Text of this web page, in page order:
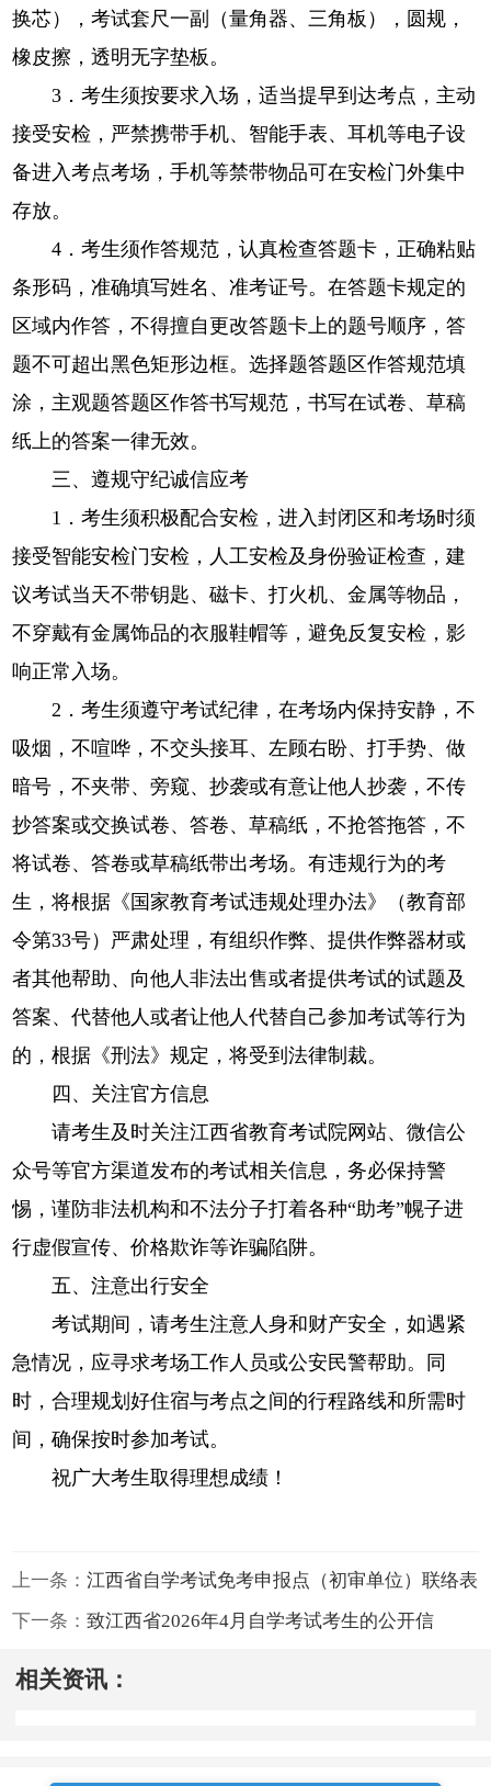
换芯），考试套尺一副（量角器、三角板），圆规，
橡皮擦，透明无字垫板。
3．考生须按要求入场，适当提早到达考点，主动
接受安检，严禁携带手机、智能手表、耳机等电子设
备进入考点考场，手机等禁带物品可在安检门外集中
存放。
4．考生须作答规范，认真检查答题卡，正确粘贴
条形码，准确填写姓名、准考证号。在答题卡规定的
区域内作答，不得擅自更改答题卡上的题号顺序，答
题不可超出黑色矩形边框。选择题答题区作答规范填
涂，主观题答题区作答书写规范，书写在试卷、草稿
纸上的答案一律无效。
三、遵规守纪诚信应考
1．考生须积极配合安检，进入封闭区和考场时须
接受智能安检门安检，人工安检及身份验证检查，建
议考试当天不带钥匙、磁卡、打火机、金属等物品，
不穿戴有金属饰品的衣服鞋帽等，避免反复安检，影
响正常入场。
2．考生须遵守考试纪律，在考场内保持安静，不
吸烟，不喧哗，不交头接耳、左顾右盼、打手势、做
暗号，不夹带、旁窥、抄袭或有意让他人抄袭，不传
抄答案或交换试卷、答卷、草稿纸，不抢答拖答，不
将试卷、答卷或草稿纸带出考场。有违规行为的考
生，将根据《国家教育考试违规处理办法》（教育部
令第33号）严肃处理，有组织作弊、提供作弊器材或
者其他帮助、向他人非法出售或者提供考试的试题及
答案、代替他人或者让他人代替自己参加考试等行为
的，根据《刑法》规定，将受到法律制裁。
四、关注官方信息
请考生及时关注江西省教育考试院网站、微信公
众号等官方渠道发布的考试相关信息，务必保持警
惕，谨防非法机构和不法分子打着各种“助考”幌子进
行虚假宣传、价格欺诈等诈骗陷阱。
五、注意出行安全
考试期间，请考生注意人身和财产安全，如遇紧
急情况，应寻求考场工作人员或公安民警帮助。同
时，合理规划好住宿与考点之间的行程路线和所需时
间，确保按时参加考试。
祝广大考生取得理想成绩！
上一条：江西省自学考试免考申报点（初审单位）联络表
下一条：致江西省2026年4月自学考试考生的公开信
相关资讯：